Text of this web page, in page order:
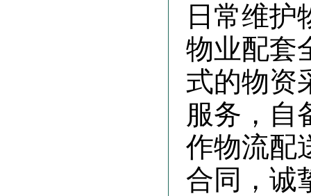
日常维护
物业配套
式的物资
服务，自
作物流配
合同，诚